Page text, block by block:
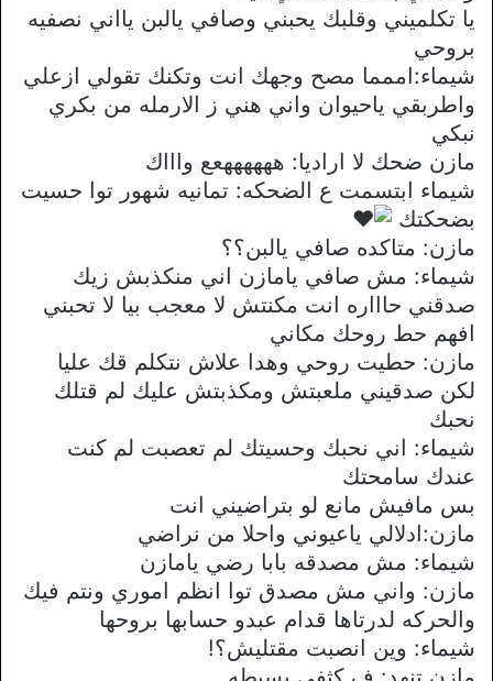
يا تكلميني وقلبك يحبني وصافي يالبن يااني نصفيه
بروحي
شيماء:اممما مصح وجهك انت وتكنك تقولي ازعلي
واطربقي ياحيوان واني هني ز الارمله من بكري
نبكي
مازن ضحك لا اراديا: ههههههعع واااك
شيماء ابتسمت ع الضحكه: تمانيه شهور توا حسيت
بضحكتك
مازن: متاكده صافي يالبن؟؟
شيماء: مش صافي يامازن اني منكذبش زيك
صدقني حاااره انت مكنتش لا معجب بيا لا تحبني
افهم حط روحك مكاني
مازن: حطيت روحي وهدا علاش نتكلم قك عليا
لكن صدقيني ملعبتش ومكذبتش عليك لم قتلك
نحبك
شيماء: اني نحبك وحسيتك لم تعصبت لم كنت
عندك سامحتك
بس مافيش مانع لو بتراضيني انت
مازن:ادلالي ياعيوني واحلا من نراضي
شيماء: مش مصدقه بابا رضي يامازن
مازن: واني مش مصدق توا انظم اموري ونتم فيك
والحركه لدرتاها قدام عبدو حسابها بروحها
شيماء: وين انصبت مقتليش؟!